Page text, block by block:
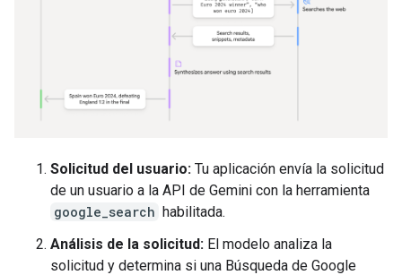
Solicitud del usuario: Tu aplicación envía la solicitud
de un usuario a la API de Gemini con la herramienta
google_search habilitada.
Análisis de la solicitud: El modelo analiza la
solicitud y determina si una Búsqueda de Google